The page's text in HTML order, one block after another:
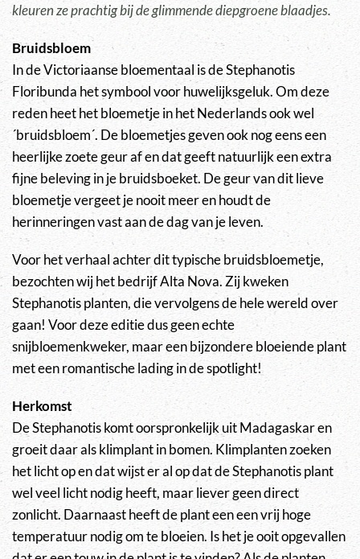
kleuren ze prachtig bij de glimmende diepgroene blaadjes.
Bruidsbloem
In de Victoriaanse bloementaal is de Stephanotis
Floribunda het symbool voor huwelijksgeluk. Om deze
reden heet het bloemetje in het Nederlands ook wel
´bruidsbloem´. De bloemetjes geven ook nog eens een
heerlijke zoete geur af en dat geeft natuurlijk een extra
fijne beleving in je bruidsboeket. De geur van dit lieve
bloemetje vergeet je nooit meer en houdt de
herinneringen vast aan de dag van je leven.
Voor het verhaal achter dit typische bruidsbloemetje,
bezochten wij het bedrijf Alta Nova. Zij kweken
Stephanotis planten, die vervolgens de hele wereld over
gaan! Voor deze editie dus geen echte
snijbloemenkweker, maar een bijzondere bloeiende plant
met een romantische lading in de spotlight!
Herkomst
De Stephanotis komt oorspronkelijk uit Madagaskar en
groeit daar als klimplant in bomen. Klimplanten zoeken
het licht op en dat wijst er al op dat de Stephanotis plant
wel veel licht nodig heeft, maar liever geen direct
zonlicht. Daarnaast heeft de plant een een vrij hoge
temperatuur nodig om te bloeien. Is het je ooit opgevallen